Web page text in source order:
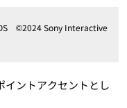
©2024 Sony Interactive
ントアクセントとし